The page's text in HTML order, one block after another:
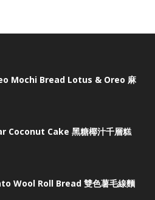
Mochi Bread Lotus & Oreo 麻
Coconut Cake 黑糖椰汁千層糕
Wool Roll Bread 雙色薯毛線麵